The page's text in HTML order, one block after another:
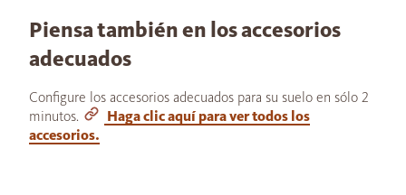
Piensa también en los accesorios
adecuados
Configure los accesorios adecuados para su suelo en sólo 2
minutos.
Haga clic aquí para ver todos los
accesorios.